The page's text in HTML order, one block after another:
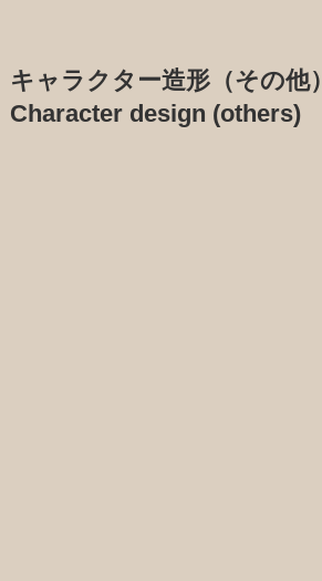
キャラクター造形（その他）
Character design (others)